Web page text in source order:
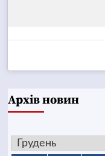
Архів новин